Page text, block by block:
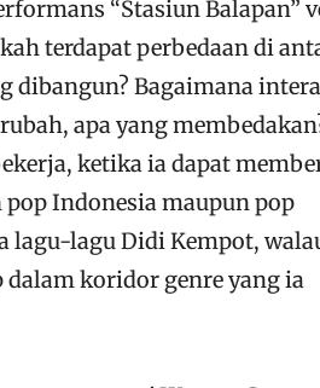
“Stasiun Balapan”
terdapat perbedaan di
dibangun? Bagaimana
apa yang
ketika ia dapat
Indonesia maupun pop
lagu-lagu Didi Kempot,
koridor genre yang ia